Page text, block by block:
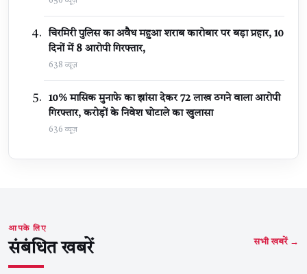
चिरमिरी पुलिस का अवैध महुआ शराब कारोबार पर बड़ा प्रहार, 10
दिनों में 8 आरोपी गिरफ्तार,
638 व्यूज़
10% मासिक मुनाफे का झांसा देकर 72 लाख ठगने वाला आरोपी
गिरफ्तार, करोड़ों के निवेश घोटाले का खुलासा
636 व्यूज़
आपके लिए
संबंधित खबरें सभी खबरें →